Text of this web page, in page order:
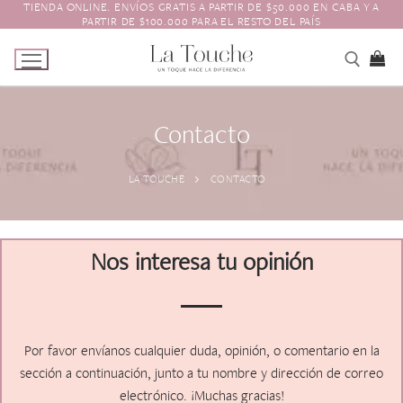
TIENDA ONLINE. ENVÍOS GRATIS A PARTIR DE $50.000 EN CABA Y A
PARTIR DE $100.000 PARA EL RESTO DEL PAÍS
Prendedores
Animales y Bichitos
Varios
Escarapelas
Accesorios para el pelo
Vinchas
Hebillas
Guantes
Charreteras
Pagos y Envíos
Contacto
Contacto
LA TOUCHE CONTACTO
Nos interesa tu opinión
Por favor envíanos cualquier duda, opinión, o comentario en la
sección a continuación, junto a tu nombre y dirección de correo
electrónico. ¡Muchas gracias!